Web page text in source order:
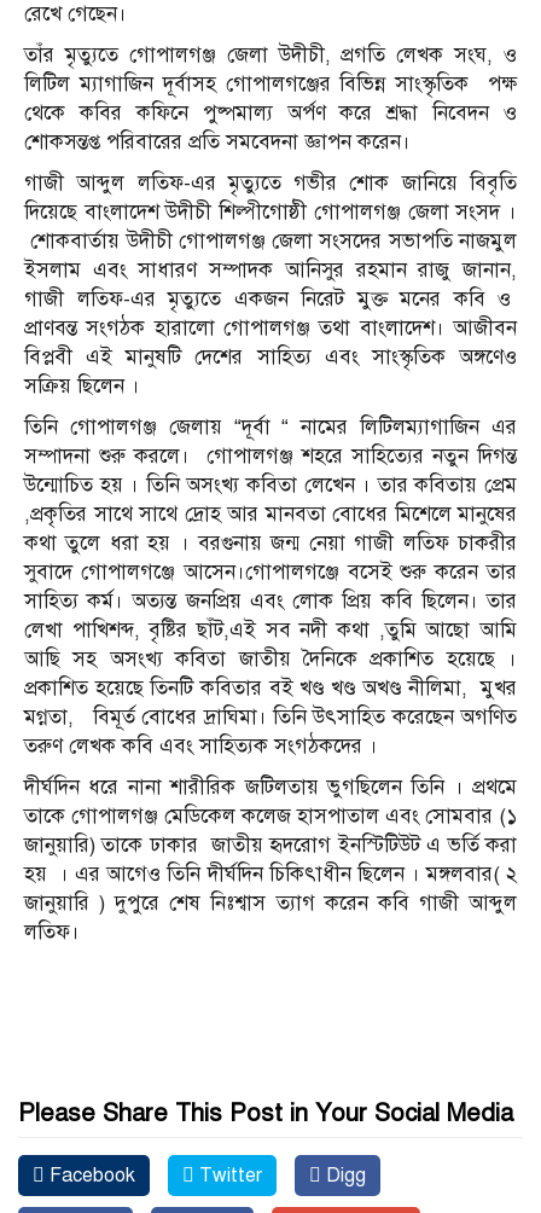
রেখে গেছেন।
তাঁর মৃত্যুতে গোপালগঞ্জ জেলা উদীচী, প্রগতি লেখক সংঘ, ও
লিটিল ম্যাগাজিন দূর্বাসহ গোপালগঞ্জের বিভিন্ন সাংস্কৃতিক পক্ষ
থেকে কবির কফিনে পুষ্পমাল্য অর্পণ করে শ্রদ্ধা নিবেদন ও
শোকসন্তপ্ত পরিবারের প্রতি সমবেদনা জ্ঞাপন করেন।
গাজী আব্দুল লতিফ-এর মৃত্যুতে গভীর শোক জানিয়ে বিবৃতি
দিয়েছে বাংলাদেশ উদীচী শিল্পীগোষ্ঠী গোপালগঞ্জ জেলা সংসদ ।
শোকবার্তায় উদীচী গোপালগঞ্জ জেলা সংসদের সভাপতি নাজমুল
ইসলাম এবং সাধারণ সম্পাদক আনিসুর রহমান রাজু জানান,
গাজী লতিফ-এর মৃত্যুতে একজন নিরেট মুক্ত মনের কবি ও
প্রাণবন্ত সংগঠক হারালো গোপালগঞ্জ তথা বাংলাদেশ। আজীবন
বিপ্লবী এই মানুষটি দেশের সাহিত্য এবং সাংস্কৃতিক অঙ্গণেও
সক্রিয় ছিলেন ।
তিনি গোপালগঞ্জ জেলায় “দূর্বা “ নামের লিটিলম্যাগাজিন এর
সম্পাদনা শুরু করলে। গোপালগঞ্জ শহরে সাহিত্যের নতুন দিগন্ত
উন্মোচিত হয় । তিনি অসংখ্য কবিতা লেখেন । তার কবিতায় প্রেম
,প্রকৃতির সাথে সাথে দ্রোহ আর মানবতা বোধের মিশেলে মানুষের
কথা তুলে ধরা হয় । বরগুনায় জন্ম নেয়া গাজী লতিফ চাকরীর
সুবাদে গোপালগঞ্জে আসেন।গোপালগঞ্জে বসেই শুরু করেন তার
সাহিত্য কর্ম। অত্যন্ত জনপ্রিয় এবং লোক প্রিয় কবি ছিলেন। তার
লেখা পাখিশব্দ, বৃষ্টির ছাঁট,এই সব নদী কথা ,তুমি আছো আমি
আছি সহ অসংখ্য কবিতা জাতীয় দৈনিকে প্রকাশিত হয়েছে ।
প্রকাশিত হয়েছে তিনটি কবিতার বই খণ্ড খণ্ড অখণ্ড নীলিমা, মুখর
মগ্নতা, বিমূর্ত বোধের দ্রাঘিমা। তিনি উৎসাহিত করেছেন অগণিত
তরুণ লেখক কবি এবং সাহিত্যক সংগঠকদের ।
দীর্ঘদিন ধরে নানা শারীরিক জটিলতায় ভুগছিলেন তিনি । প্রথমে
তাকে গোপালগঞ্জ মেডিকেল কলেজ হাসপাতাল এবং সোমবার (১
জানুয়ারি) তাকে ঢাকার জাতীয় হৃদরোগ ইনস্টিটিউট এ ভর্তি করা
হয় । এর আগেও তিনি দীর্ঘদিন চিকিৎাধীন ছিলেন । মঙ্গলবার( ২
জানুয়ারি ) দুপুরে শেষ নিঃশ্বাস ত্যাগ করেন কবি গাজী আব্দুল
লতিফ।
Please Share This Post in Your Social Media
Facebook Twitter Digg